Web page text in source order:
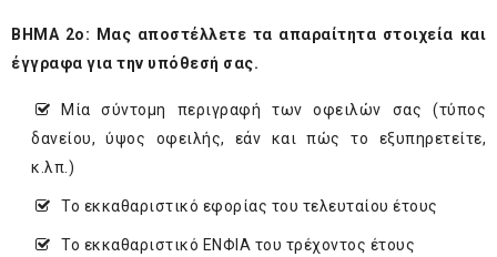
ΒΗΜΑ 2ο: Μας αποστέλλετε τα απαραίτητα στοιχεία και
έγγραφα για την υπόθεσή σας.
Μία σύντομη περιγραφή των οφειλών σας (τύπος
δανείου, ύψος οφειλής, εάν και πώς το εξυπηρετείτε,
κ.λπ.)
Το εκκαθαριστικό εφορίας του τελευταίου έτους
Το εκκαθαριστικό ΕΝΦΙΑ του τρέχοντος έτους